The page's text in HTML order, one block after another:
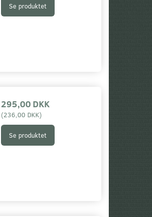
Se produktet
295,00 DKK
(236,00 DKK)
Se produktet